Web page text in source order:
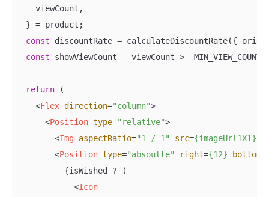
    viewCount,
  } = product;
const discountRate = calculateDiscountRate({
const showViewCount = viewCount >=
return (
<Flex direction="column">
<Position type="relative">
<Img aspectRatio="1 / 1" src={imageUrl1X1}
<Position type="absoulte" right={12} bottom
          {isWished ? (
<Icon